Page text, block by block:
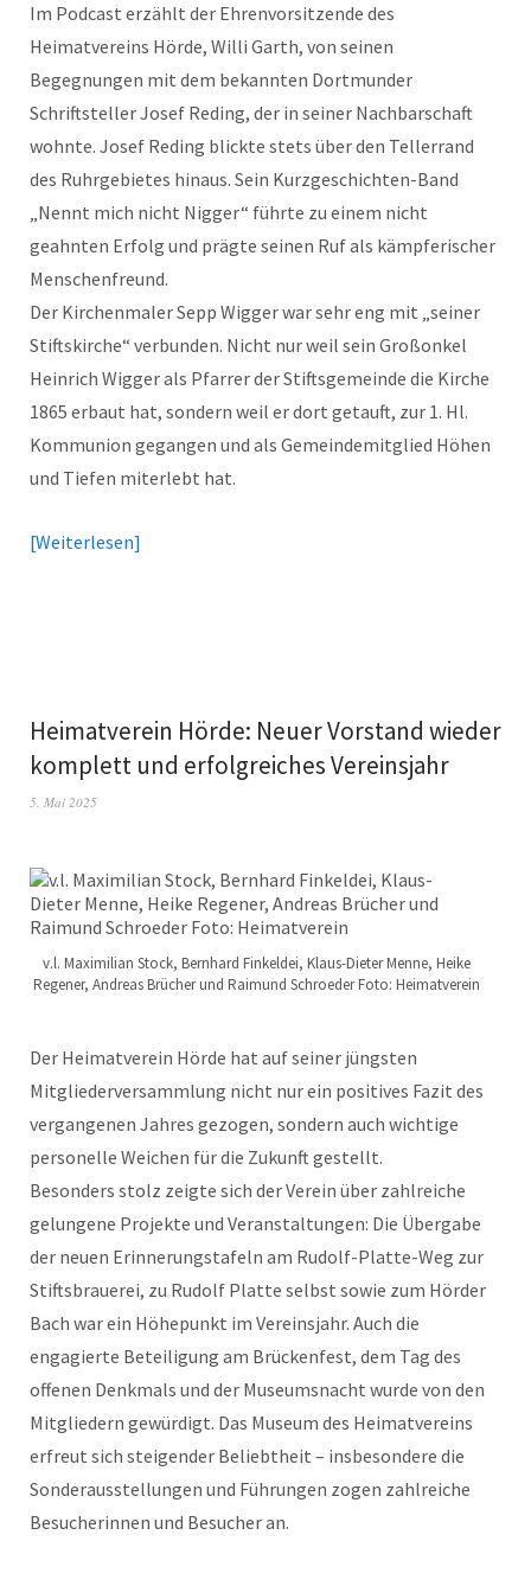
Im Podcast erzählt der Ehrenvorsitzende des
Heimatvereins Hörde, Willi Garth, von seinen
Begegnungen mit dem bekannten Dortmunder
Schriftsteller Josef Reding, der in seiner Nachbarschaft
wohnte. Josef Reding blickte stets über den Tellerrand
des Ruhrgebietes hinaus. Sein Kurzgeschichten-Band
„Nennt mich nicht Nigger“ führte zu einem nicht
geahnten Erfolg und prägte seinen Ruf als kämpferischer
Menschenfreund.
Der Kirchenmaler Sepp Wigger war sehr eng mit „seiner
Stiftskirche“ verbunden. Nicht nur weil sein Großonkel
Heinrich Wigger als Pfarrer der Stiftsgemeinde die Kirche
1865 erbaut hat, sondern weil er dort getauft, zur 1. Hl.
Kommunion gegangen und als Gemeindemitglied Höhen
und Tiefen miterlebt hat.
Weiterlesen
Heimatverein Hörde: Neuer Vorstand wieder
komplett und erfolgreiches Vereinsjahr
5. Mai 2025
v.l. Maximilian Stock, Bernhard Finkeldei, Klaus-Dieter Menne, Heike
Regener, Andreas Brücher und Raimund Schroeder Foto: Heimatverein
Der Heimatverein Hörde hat auf seiner jüngsten
Mitgliederversammlung nicht nur ein positives Fazit des
vergangenen Jahres gezogen, sondern auch wichtige
personelle Weichen für die Zukunft gestellt.
Besonders stolz zeigte sich der Verein über zahlreiche
gelungene Projekte und Veranstaltungen: Die Übergabe
der neuen Erinnerungstafeln am Rudolf-Platte-Weg zur
Stiftsbrauerei, zu Rudolf Platte selbst sowie zum Hörder
Bach war ein Höhepunkt im Vereinsjahr. Auch die
engagierte Beteiligung am Brückenfest, dem Tag des
offenen Denkmals und der Museumsnacht wurde von den
Mitgliedern gewürdigt. Das Museum des Heimatvereins
erfreut sich steigender Beliebtheit – insbesondere die
Sonderausstellungen und Führungen zogen zahlreiche
Besucherinnen und Besucher an.